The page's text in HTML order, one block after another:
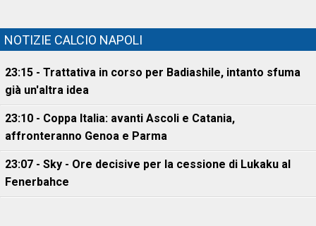
NOTIZIE CALCIO NAPOLI
23:15 - Trattativa in corso per Badiashile, intanto sfuma
già un'altra idea
23:10 - Coppa Italia: avanti Ascoli e Catania,
affronteranno Genoa e Parma
23:07 - Sky - Ore decisive per la cessione di Lukaku al
Fenerbahce